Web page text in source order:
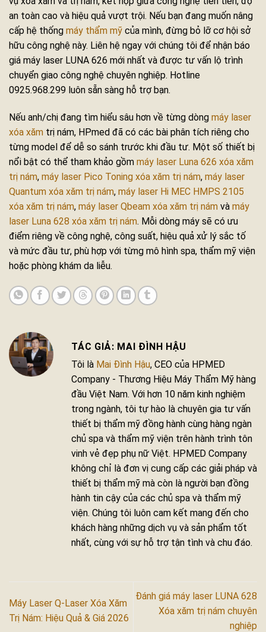
an toàn cao và hiệu quả vượt trội. Nếu bạn đang muốn nâng
cấp hệ thống máy thẩm mỹ của mình, đừng bỏ lỡ cơ hội sở
hữu công nghệ này. Liên hệ ngay với chúng tôi để nhận báo
giá máy laser LUNA 626 mới nhất và được tư vấn lộ trình
chuyển giao công nghệ chuyên nghiệp. Hotline
0925.968.299 luôn sẵn sàng hỗ trợ bạn.
Nếu anh/chị đang tìm hiểu sâu hơn về từng dòng máy laser
xóa xăm trị nám, HPmed đã có các bài phân tích riêng cho
từng model để dễ so sánh trước khi đầu tư. Một số thiết bị
nổi bật có thể tham khảo gồm máy laser Luna 626 xóa xăm
trị nám, máy laser Pico Toning xóa xăm trị nám, máy laser
Quantum xóa xăm trị nám, máy laser Hi MEC HMPS 2105
xóa xăm trị nám, máy laser Qbeam xóa xăm trị nám và máy
laser Luna 628 xóa xăm trị nám. Mỗi dòng máy sẽ có ưu
điểm riêng về công nghệ, công suất, hiệu quả xử lý sắc tố
và mức đầu tư, phù hợp với từng mô hình spa, thẩm mỹ viện
hoặc phòng khám da liễu.
MAI ĐÌNH HẬU
Tôi là Mai Đình Hậu, CEO của HPMED
Company - Thương Hiệu Máy Thẩm Mỹ hàng
đầu Việt Nam. Với hơn 10 năm kinh nghiệm
trong ngành, tôi tự hào là chuyên gia tư vấn
thiết bị thẩm mỹ đồng hành cùng hàng ngàn
chủ spa và thẩm mỹ viện trên hành trình tôn
vinh vẻ đẹp phụ nữ Việt. HPMED Company
không chỉ là đơn vị cung cấp các giải pháp và
thiết bị thẩm mỹ mà còn là người bạn đồng
hành tin cậy của các chủ spa và thẩm mỹ
viện. Chúng tôi luôn cam kết mang đến cho
khách hàng những dịch vụ và sản phẩm tốt
nhất, cùng với sự hỗ trợ tận tình và chu đáo.
Máy Laser Q-Laser Xóa Xăm
Trị Nám: Hiệu Quả & Giá 2026
Đánh giá máy laser LUNA 628
Xóa xăm trị nám chuyên
nghiệp